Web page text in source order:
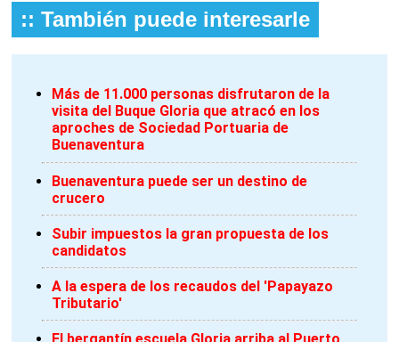
:: También puede interesarle
Más de 11.000 personas disfrutaron de la
visita del Buque Gloria que atracó en los
aproches de Sociedad Portuaria de
Buenaventura
Buenaventura puede ser un destino de
crucero
Subir impuestos la gran propuesta de los
candidatos
A la espera de los recaudos del 'Papayazo
Tributario'